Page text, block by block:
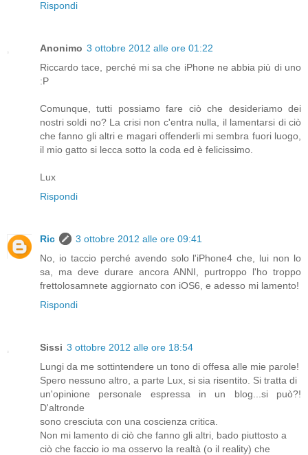
Rispondi
Anonimo 3 ottobre 2012 alle ore 01:22
Riccardo tace, perché mi sa che iPhone ne abbia più di uno
:P
Comunque, tutti possiamo fare ciò che desideriamo dei
nostri soldi no? La crisi non c'entra nulla, il lamentarsi di ciò
che fanno gli altri e magari offenderli mi sembra fuori luogo,
il mio gatto si lecca sotto la coda ed è felicissimo.
Lux
Rispondi
Ric
3 ottobre 2012 alle ore 09:41
No, io taccio perché avendo solo l'iPhone4 che, lui non lo
sa, ma deve durare ancora ANNI, purtroppo l'ho troppo
frettolosamnete aggiornato con iOS6, e adesso mi lamento!
Rispondi
Sissi 3 ottobre 2012 alle ore 18:54
Lungi da me sottintendere un tono di offesa alle mie parole!
Spero nessuno altro, a parte Lux, si sia risentito. Si tratta di
un'opinione personale espressa in un blog...si può?!
D'altronde
sono cresciuta con una coscienza critica.
Non mi lamento di ciò che fanno gli altri, bado piuttosto a
ciò che faccio io ma osservo la realtà (o il reality) che